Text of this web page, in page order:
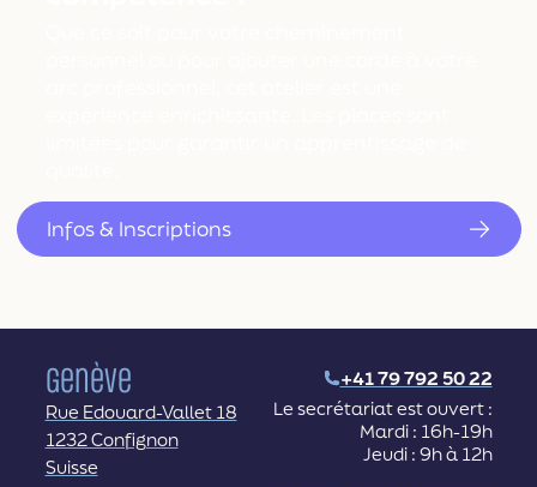
Infos & Inscriptions
Genève
+41 79 792 50 22
Rue Edouard-Vallet 18
1232 Confignon
Suisse
Le secrétariat est ouvert :
Mardi : 16h-19h
Jeudi : 9h à 12h